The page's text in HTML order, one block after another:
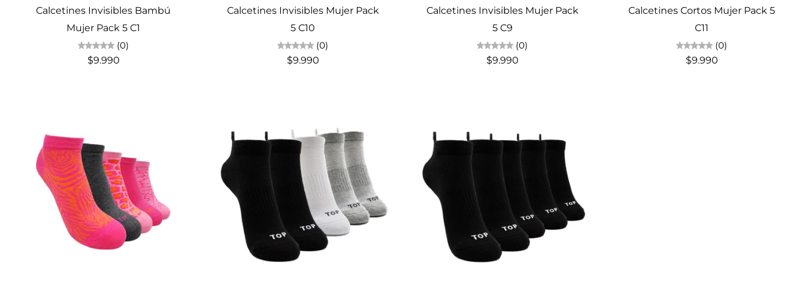
Calcetines Invisibles Bambú
Mujer Pack 5 C1
(0)
$9.990
Calcetines Invisibles Mujer Pack
5 C10
(0)
$9.990
Calcetines Invisibles Mujer Pack
5 C9
(0)
$9.990
Calcetines Cortos Mujer Pack 5
C11
(0)
$9.990